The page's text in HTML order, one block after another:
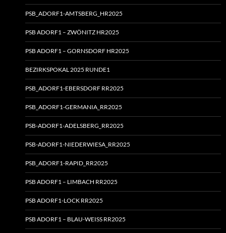
PSB_ADORF1-AMTSBERG_HR2025
PSB ADORF1 – ZWÖNITZ HR2025
PSB ADORF1 – GORNSDORF HR2025
BEZIRKSPOKAL 2025 RUNDE1
PSB_ADORF1-EBERSDORF RR2025
PSB_ADORF1-GERMANIA_RR2025
PSB-ADORF1-ADELSBERG_RR2025
PSB-ADORF1-NIEDERWIESA_RR2025
PSB_ADORF1-RAPID_RR2025
PSB ADORF1 – LIMBACH RR2025
PSB ADORF1-LOCK RR2025
PSB ADORF1 – BLAU-WEISS RR2025